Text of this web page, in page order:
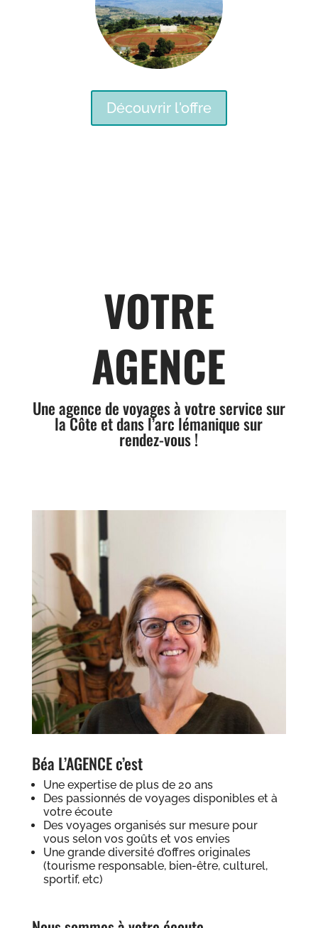
Découvrir l'offre
VOTRE
AGENCE
Une agence de voyages à votre service sur
la Côte et dans l’arc lémanique sur
rendez-vous !
Béa L’AGENCE c’est
Une expertise de plus de 20 ans
Des passionnés de voyages disponibles et à
votre écoute
Des voyages organisés sur mesure pour
vous selon vos goûts et vos envies
Une grande diversité d’offres originales
(tourisme responsable, bien-être, culturel,
sportif, etc)